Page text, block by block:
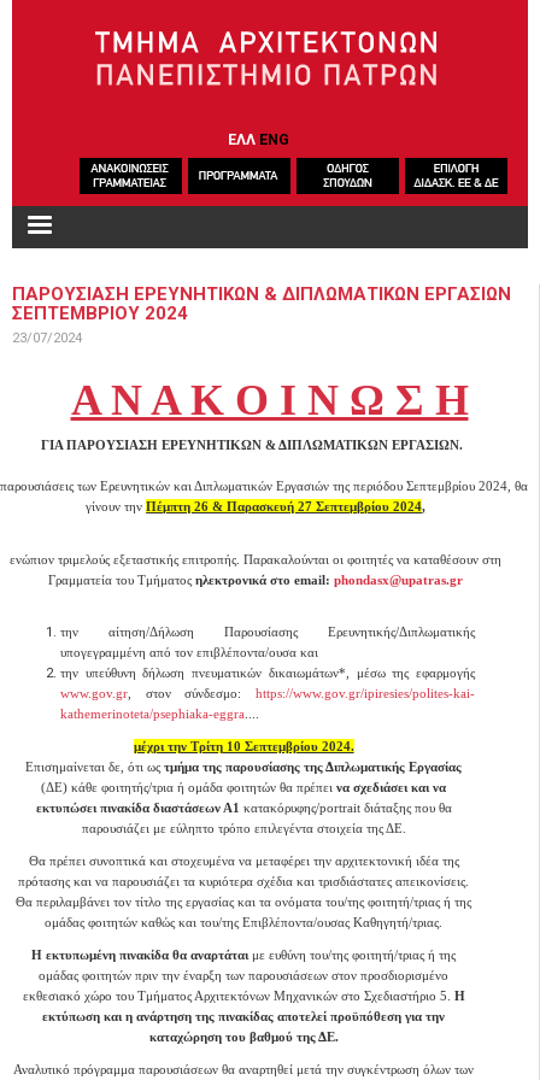
ΕΛΛ ENG
ΠΑΡΟΥΣΙΑΣΗ ΕΡΕΥΝΗΤΙΚΩΝ & ΔΙΠΛΩΜΑΤΙΚΩΝ ΕΡΓΑΣΙΩΝ
ΣΕΠΤΕΜΒΡΙΟΥ 2024
23/07/2024
Α Ν Α Κ Ο Ι Ν Ω Σ Η
ΓΙΑ ΠΑΡΟΥΣΙΑΣΗ ΕΡΕΥΝΗΤΙΚΩΝ & ΔΙΠΛΩΜΑΤΙΚΩΝ ΕΡΓΑΣΙΩΝ.
των Ερευνητικών και Διπλωματικών Εργασιών της περιόδου Σεπτεμβρίου 2024, θα
γίνουν τηνΠέμπτη 26 & Παρασκευή 27 Σεπτεμβρίου 2024,
ενώπιον τριμελούς εξεταστικής επιτροπής.Παρακαλούνται οι φοιτητές να καταθέσουν στη
Γραμματεία του Τμήματοςηλεκτρονικά στο email:phondasx@upatras.gr
την αίτηση/Δήλωση Παρουσίασης
Ερευνητικής/Διπλωματικής
υπογεγραμμένη από τον επιβλέποντα/ουσα και
την υπεύθυνη δήλωση πνευματικών δικαιωμάτων*, μέσω της εφαρμογής
www.gov.gr , στον σύνδεσμο: https://www.gov.gr/ipiresies/polites-kai-
kathemerinoteta/psephiaka-eggra
μέχρι την Τρίτη 10 Σεπτεμβρίου 2024.
Επισημαίνεται δε, ότι ως τμήμα της παρουσίασης της Διπλωματικής Εργασίας
(ΔΕ) κάθε φοιτητής/τρια ή ομάδα φοιτητών θα πρέπει να σχεδιάσει και να
εκτυπώσει πινακίδα διαστάσεων Α1 κατακόρυφης/portrait διάταξης που θα
παρουσιάζει με εύληπτο τρόπο επιλεγέντα στοιχεία της ΔΕ.
Θα πρέπει συνοπτικά και στοχευμένα να μεταφέρει την αρχιτεκτονική ιδέα της
πρότασης και να παρουσιάζει τα κυριότερα σχέδια και τρισδιάστατες απεικονίσεις.
Θα περιλαμβάνει τον τίτλο της εργασίας και τα ονόματα του/της φοιτητή/τριας ή της
ομάδας φοιτητών καθώς και του/της Επιβλέποντα/ουσας Καθηγητή/τριας.
Η εκτυπωμένη πινακίδα θα αναρτάται με ευθύνη του/της φοιτητή/τριας ή της
ομάδας φοιτητών πριν την έναρξη των παρουσιάσεων στον προσδιορισμένο
εκθεσιακό χώρο του Τμήματος Αρχιτεκτόνων Μηχανικών στο Σχεδιαστήριο 5. Η
εκτύπωση και η ανάρτηση της πινακίδας αποτελεί προϋπόθεση για την
καταχώρηση του βαθμού της ΔΕ.
Αναλυτικό πρόγραμμα παρουσιάσεων θα αναρτηθεί μετά την συγκέντρωση όλων των